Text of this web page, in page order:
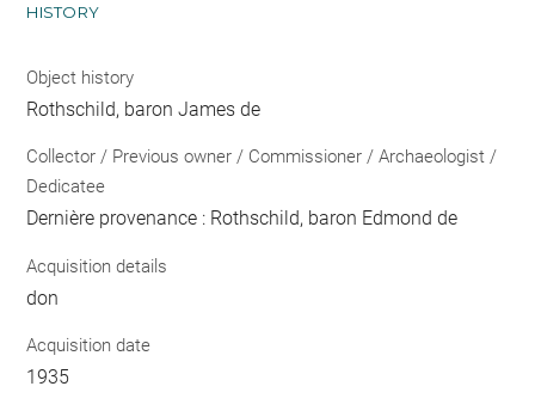
HISTORY
Object history
Rothschild, baron James de
Collector / Previous owner / Commissioner / Archaeologist /
Dedicatee
Dernière provenance : Rothschild, baron Edmond de
Acquisition details
don
Acquisition date
1935